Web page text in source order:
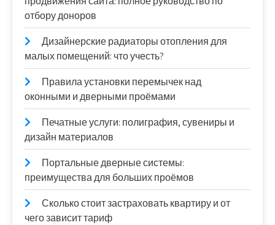
отбору доноров
Дизайнерские радиаторы отопления для
малых помещений: что учесть?
Правила установки перемычек над
оконными и дверными проёмами
Печатные услуги: полиграфия, сувениры и
дизайн материалов
Портальные дверные системы:
преимущества для больших проёмов
Сколько стоит застраховать квартиру и от
чего зависит тариф